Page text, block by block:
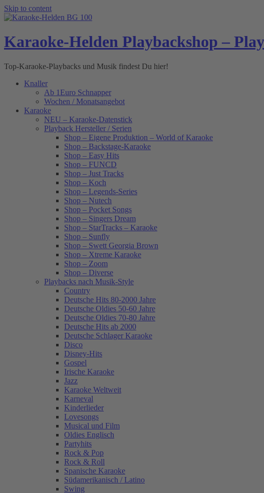
Skip to content
Karaoke-Helden Playbackshop –
Top-Karaoke-Playbacks und Musik findest Du hier!
Knaller
Ab 1Euro Schnapper
Wochen / Monatsangebot
Karaoke
NEU – Karaoke-Datenstick
Playback Hersteller / Serien
Shop – Eigene Produktion – World of Karaoke
Shop – Backstage-Karaoke
Shop – Easy Hits
Shop – FUNCD
Shop – Just Tracks
Shop – Koch
Shop – Legends-Series
Shop – Nutech
Shop – Pocket Songs
Shop – Singers Dream
Shop – StarTracks – Karaoke
Shop – Sunfly
Shop – Swett Georgia Brown
Shop – Xtreme Karaoke
Shop – Zoom
Shop – Diverse
Playbacks nach Musik-Style
Country
Deutsche Hits 80-2000 Jahre
Deutsche Oldies 50-60 Jahre
Deutsche Oldies 70-80 Jahre
Deutsche Hits ab 2000
Deutsche Schlager Karaoke
Disco
Disney-Hits
Gospel
Irische Karaoke
Jazz
Karaoke Weltweit
Karneval
Kinderlieder
Lovesongs
Musical und Film
Oldies Englisch
Partyhits
Rock & Pop
Rock & Roll
Spanische Karaoke
Südamerikanisch / Latino
Swing